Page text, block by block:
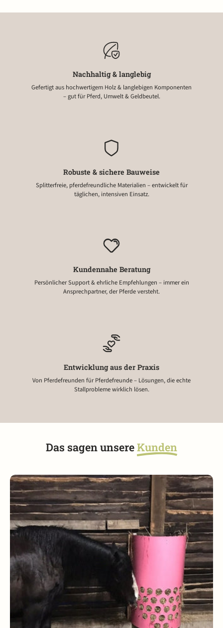
Nachhaltig & langlebig
Gefertigt aus hochwertigem Holz & langlebigen Komponenten
– gut für Pferd, Umwelt & Geldbeutel.
Robuste & sichere Bauweise
Splitterfreie, pferdefreundliche Materialien – entwickelt für
täglichen, intensiven Einsatz.
Kundennahe Beratung
Persönlicher Support & ehrliche Empfehlungen – immer ein
Ansprechpartner, der Pferde versteht.
Entwicklung aus der Praxis
Von Pferdefreunden für Pferdefreunde – Lösungen, die echte
Stallprobleme wirklich lösen.
Das sagen unsereKunden